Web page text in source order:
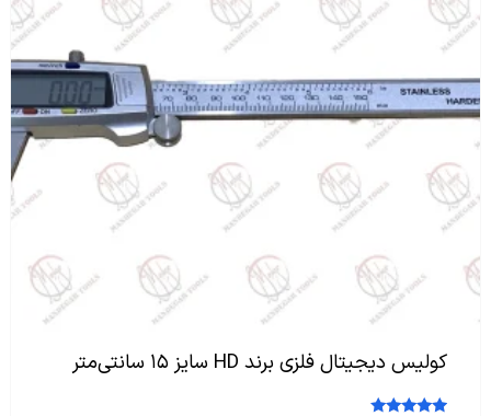
کولیس دیجیتال فلزی برند HD سایز ۱۵ سانتی‌متر